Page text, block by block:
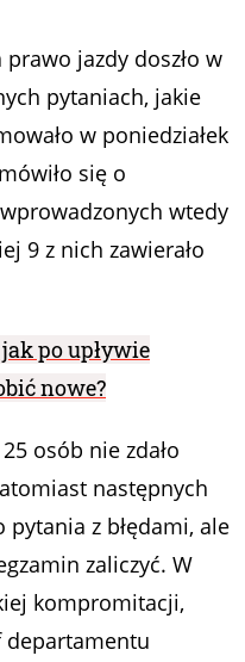
jazdy doszło w
pytaniach, jakie
w poniedziałek
się o
wtedy
9 z nich zawierało
po upływie
nowe?
osób nie zdało
następnych
pytania z błędami, ale
zaliczyć. W
kompromitacji,
departamentu